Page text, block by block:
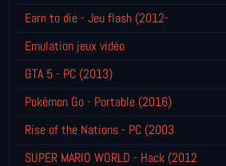
Earn to die - Jeu flash (2012-
Emulation jeux vidéo
GTA 5 - PC (2013)
Pokémon Go - Portable (2016)
Rise of the Nations - PC (2003
SUPER MARIO WORLD - Hack (2012